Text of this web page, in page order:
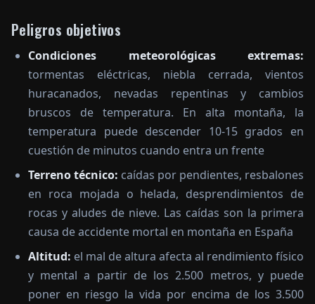
Peligros objetivos
Condiciones meteorológicas extremas:
tormentas eléctricas, niebla cerrada, vientos
huracanados, nevadas repentinas y cambios
bruscos de temperatura. En alta montaña, la
temperatura puede descender 10-15 grados en
cuestión de minutos cuando entra un frente
Terreno técnico: caídas por pendientes, resbalones
en roca mojada o helada, desprendimientos de
rocas y aludes de nieve. Las caídas son la primera
causa de accidente mortal en montaña en España
Altitud: el mal de altura afecta al rendimiento físico
y mental a partir de los 2.500 metros, y puede
poner en riesgo la vida por encima de los 3.500